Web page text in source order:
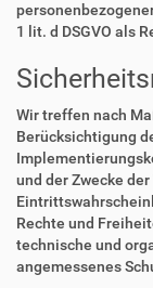
1 lit. d DSGVO als
Wir treffen nach
Berücksichtigung
und der Zwecke
Rechte und
technische und
angemessenes